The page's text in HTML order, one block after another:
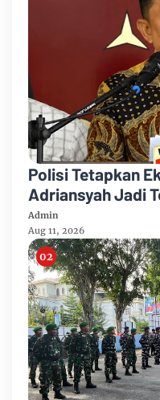
Polisi Tetapkan
Adriansyah Jadi
Admin
Aug 11, 2026